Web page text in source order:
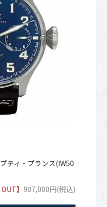
ティ・プランス(IW50
OUT】907,000円(税込)